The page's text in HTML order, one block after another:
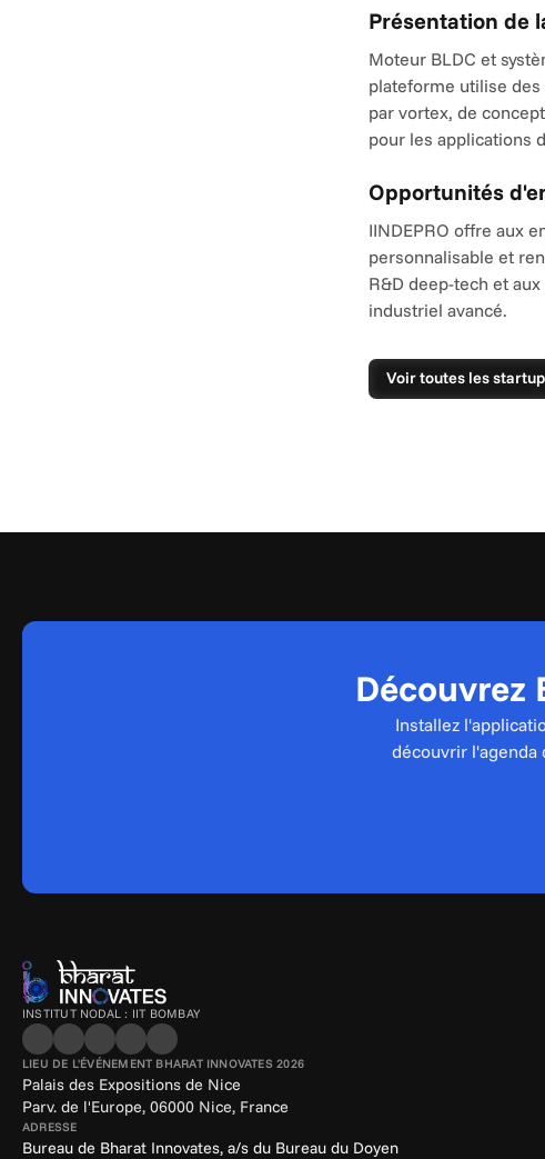
Présentation de
Moteur BLDC et
plateforme utilise
par vortex, de
pour les applications
Opportunités
IINDEPRO offre aux
personnalisable et
R&D deep-tech et
industriel avancé.
Voir toutes les
Découvrez
Installez
découvrir l'agenda
INSTITUT NODAL : IIT BOMBAY
LIEU DE L'ÉVÉNEMENT BHARAT INNOVATES 2026
Palais des Expositions de Nice
Parv. de l'Europe, 06000 Nice, France
ADRESSE
Bureau de Bharat Innovates, a/s du Bureau du Doyen